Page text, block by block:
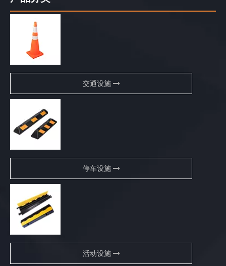
交通设施
停车设施
活动设施